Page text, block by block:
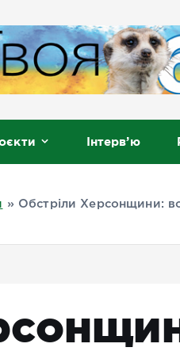
Інтерв’ю
» Обстріли Херсонщини: